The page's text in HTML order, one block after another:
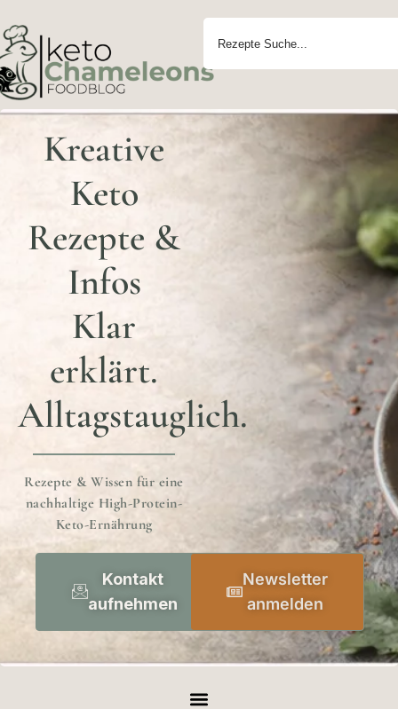
Kreative
Keto
Rezepte &
Infos
Klar
erklärt.
Alltagstauglich.
Rezepte & Wissen für eine
nachhaltige High-Protein-
Keto-Ernährung
Kontakt
aufnehmen
Newsletter
anmelden